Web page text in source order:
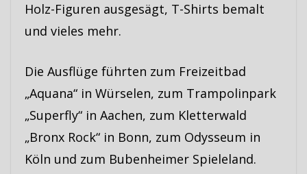
Holz-Figuren ausgesägt, T-Shirts bemalt
und vieles mehr.
Die Ausflüge führten zum Freizeitbad
„Aquana“ in Würselen, zum Trampolinpark
„Superfly“ in Aachen, zum Kletterwald
„Bronx Rock“ in Bonn, zum Odysseum in
Köln und zum Bubenheimer Spieleland.